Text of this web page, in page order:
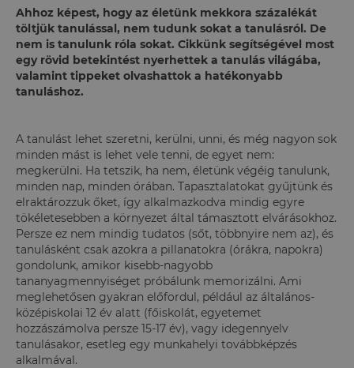
Ahhoz képest, hogy az életünk mekkora százalékát
töltjük tanulással, nem tudunk sokat a tanulásról. De
nem is tanulunk róla sokat. Cikkünk segítségével most
egy rövid betekintést nyerhettek a tanulás világába,
valamint tippeket olvashattok a hatékonyabb
tanuláshoz.
A tanulást lehet szeretni, kerülni, unni, és még nagyon sok
minden mást is lehet vele tenni, de egyet nem:
megkerülni. Ha tetszik, ha nem, életünk végéig tanulunk,
minden nap, minden órában. Tapasztalatokat gyűjtünk és
elraktározzuk őket, így alkalmazkodva mindig egyre
tökéletesebben a környezet által támasztott elvárásokhoz.
Persze ez nem mindig tudatos (sőt, többnyire nem az), és
tanulásként csak azokra a pillanatokra (órákra, napokra)
gondolunk, amikor kisebb-nagyobb
tananyagmennyiséget próbálunk memorizálni. Ami
meglehetősen gyakran előfordul, például az általános-
középiskolai 12 év alatt (főiskolát, egyetemet
hozzászámolva persze 15-17 év), vagy idegennyelv
tanulásakor, esetleg egy munkahelyi továbbképzés
alkalmával.